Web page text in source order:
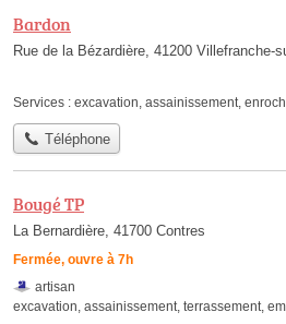
Bardon
Rue de la Bézardière, 41200 Villefranche-
Services : excavation, assainissement,
Téléphone
Bougé TP
La Bernardière, 41700 Contres
Fermée, ouvre à 7h
artisan
excavation, assainissement, terrassement,